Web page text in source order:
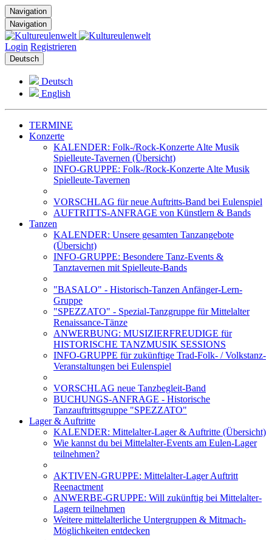
Navigation
Navigation
Login Registrieren
Deutsch
Deutsch
English
TERMINE
Konzerte
KALENDER: Folk-/Rock-Konzerte Alte Musik
Spielleute-Tavernen (Übersicht)
INFO-GRUPPE: Folk-/Rock-Konzerte Alte Musik
Spielleute-Tavernen
VORSCHLAG für neue Auftritts-Band bei Eulenspiel
AUFTRITTS-ANFRAGE von Künstlern & Bands
Tanzen
KALENDER: Unsere gesamten Tanzangebote
(Übersicht)
INFO-GRUPPE: Besondere Tanz-Events &
Tanztavernen mit Spielleute-Bands
"BASALO" - Historisch-Tanzen Anfänger-Lern-
Gruppe
"SPEZZATO" - Spezial-Tanzgruppe für Mittelalter
Renaissance-Tänze
ANWERBUNG: MUSIZIERFREUDIGE für
HISTORISCHE TANZMUSIK SESSIONS
INFO-GRUPPE für zukünftige Trad-Folk- / Volkstanz-
Veranstaltungen bei Eulenspiel
VORSCHLAG neue Tanzbegleit-Band
BUCHUNGS-ANFRAGE - Historische
Tanzauftrittsgruppe "SPEZZATO"
Lager & Auftritte
KALENDER: Mittelalter-Lager & Auftritte (Übersicht)
Wie kannst du bei Mittelalter-Events am Eulen-Lager
teilnehmen?
AKTIVEN-GRUPPE: Mittelalter-Lager Auftritt
Reenactment
ANWERBE-GRUPPE: Will zukünftig bei Mittelalter-
Lagern teilnehmen
Weitere mittelalterliche Untergruppen & Mitmach-
Möglichkeiten entdecken